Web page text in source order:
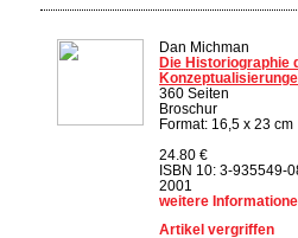
Dan Michman
Die Historiographie
360 Seiten
Broschur
Format: 16,5 x 23 cm
24.80 €
ISBN 10: 3-935549-
2001
weitere
Artikel vergriffen